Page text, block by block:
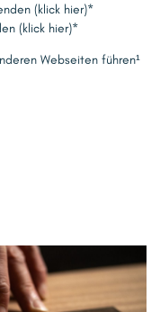
(klick hier)*
(klick hier)*
Webseiten führen¹